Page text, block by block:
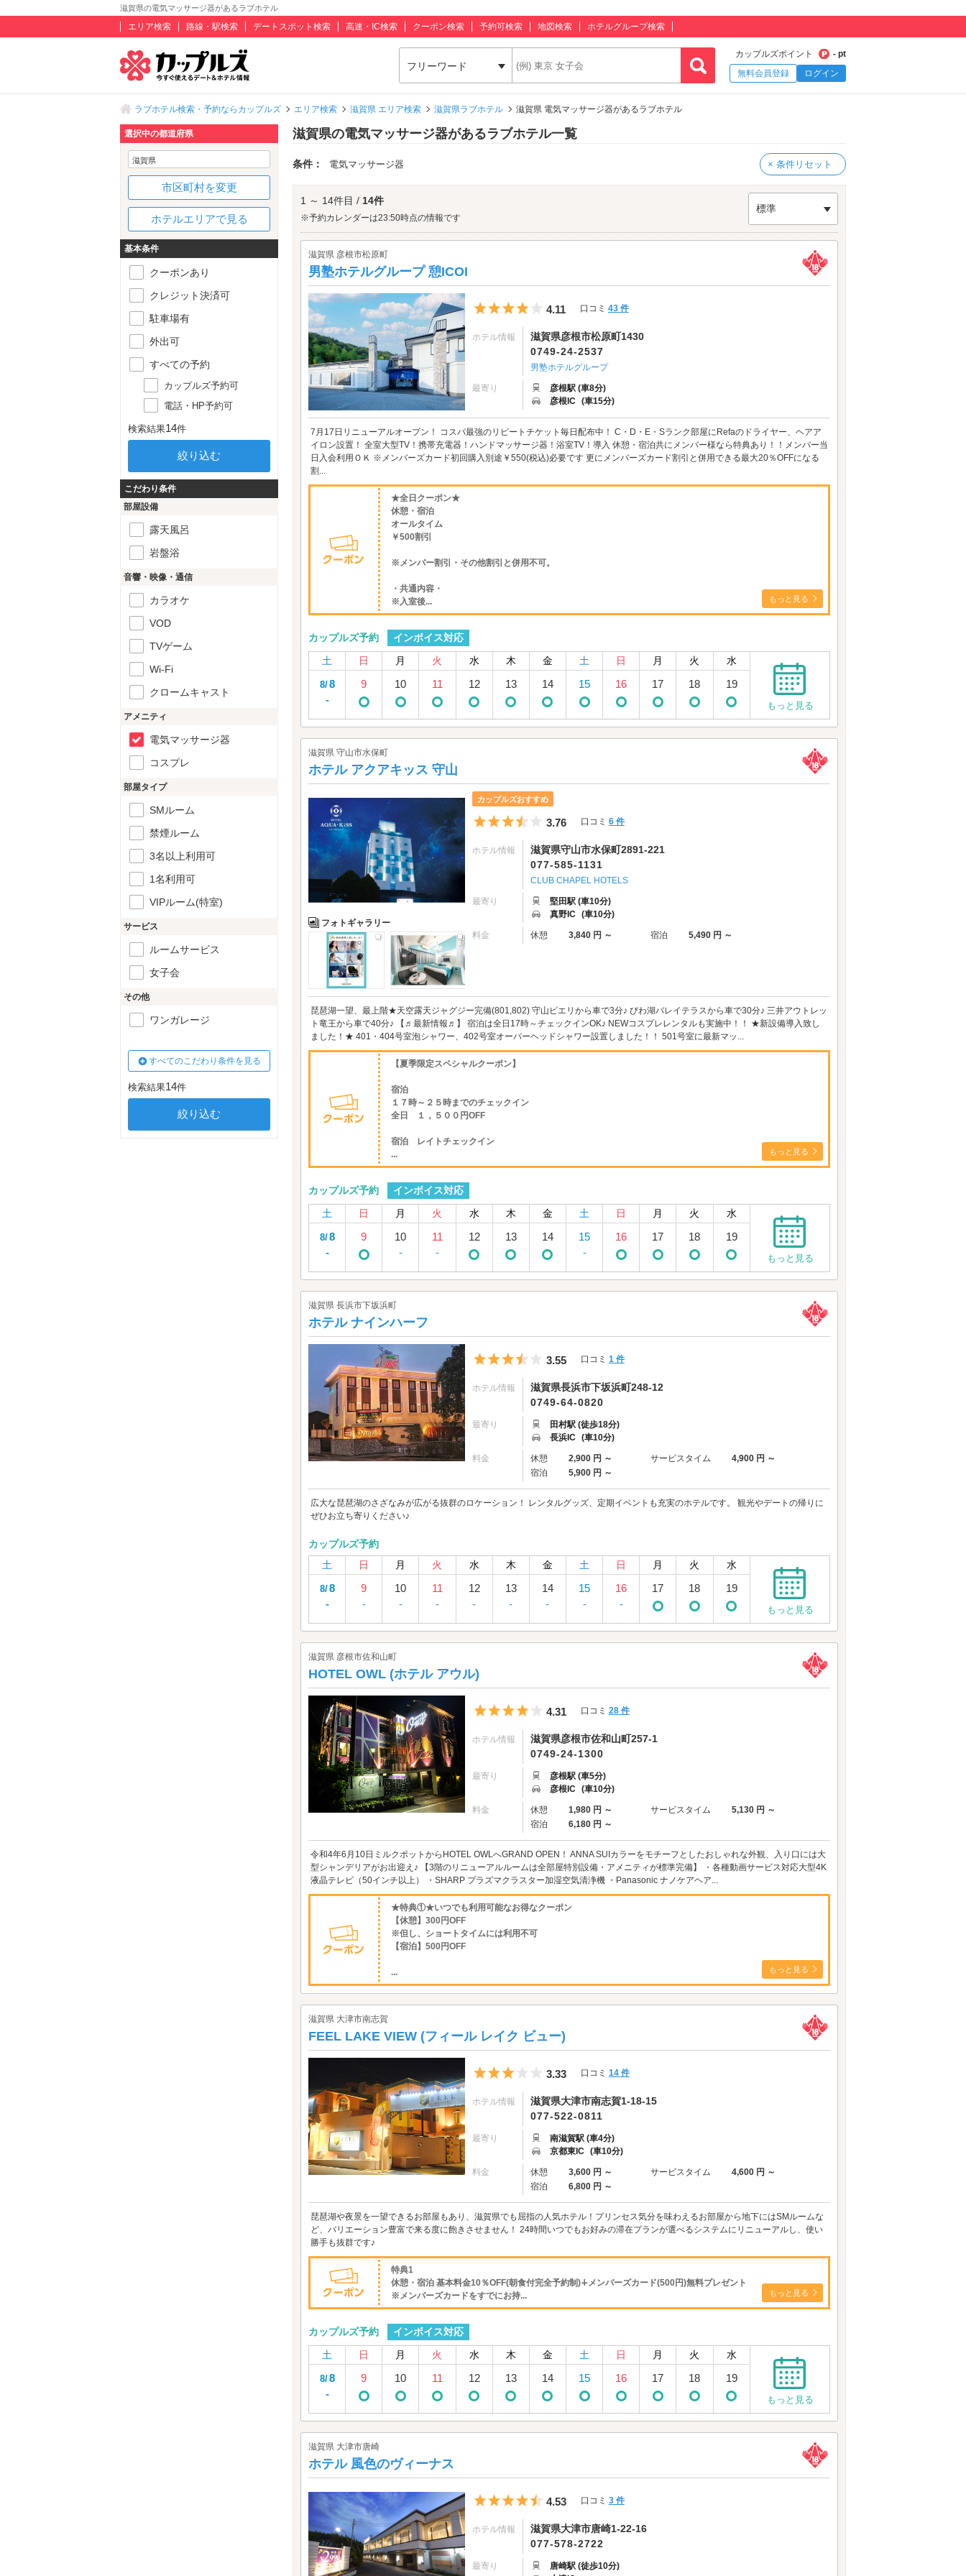
滋賀県の電気マッサージ器があるラブホテル
エリア検索 路線・駅検索 デートスポット検索 高速・IC検索 クーポン検索 予約可検索 地図検索 ホテルグループ検索
フリーワード
カップルズポイント
- pt
無料会員登録
ログイン
ラブホテル検索・予約ならカップルズ エリア検索 滋賀県 エリア検索 滋賀県ラブホテル 滋賀県 電気マッサージ器があるラブホテル
滋賀県の電気マッサージ器があるラブホテル一覧
条件： 電気マッサージ器 × 条件リセット
1 ～ 14件目 / 14件
※予約カレンダーは23:50時点の情報です
標準
滋賀県 彦根市松原町
男塾ホテルグループ 憩ICOI
5つ星のうち4
4.11 口コミ 43 件
ホテル情報
滋賀県彦根市松原町1430
0749-24-2537
男塾ホテルグループ
最寄り
彦根駅 (車8分)
彦根IC (車15分)
7月17日リニューアルオープン！ コスパ最強のリピートチケット毎日配布中！ C・D・E・Sランク部屋にRefaのドライヤー、ヘアア
イロン設置！ 全室大型TV！携帯充電器！ハンドマッサージ器！浴室TV！導入 休憩・宿泊共にメンバー様なら特典あり！！メンバー当
日入会利用ＯＫ ※メンバーズカード初回購入別途￥550(税込)必要です 更にメンバーズカード割引と併用できる最大20％OFFになる
割...
★全日クーポン★
休憩・宿泊
オールタイム
￥500割引
※メンバー割引・その他割引と併用不可。
・共通内容・
※入室後...
もっと見る
カップルズ予約
インボイス対応
土
日 月 火 水 木 金 土 日 月 火 水
8/8
-
9 10 11 12 13 14 15 16 17 18 19
もっと見る
滋賀県 守山市水保町
ホテル アクアキッス 守山
フォトギャラリー
カップルズおすすめ
5つ星のうち3.5
3.76 口コミ 6 件
ホテル情報
滋賀県守山市水保町2891-221
077-585-1131
CLUB CHAPEL HOTELS
最寄り
堅田駅 (車10分)
真野IC (車10分)
料金 休憩 3,840 円 ～ 宿泊 5,490 円 ～
琵琶湖一望、最上階★天空露天ジャグジー完備(801,802) 守山ピエリから車で3分♪ びわ湖バレイテラスから車で30分♪ 三井アウトレッ
ト竜王から車で40分♪ 【♬最新情報♬】 宿泊は全日17時～チェックインOK♪ NEWコスプレレンタルも実施中！！ ★新設備導入致し
ました！★ 401・404号室泡シャワー、402号室オーバーヘッドシャワー設置しました！！ 501号室に最新マッ...
【夏季限定スペシャルクーポン】
宿泊
１７時～２５時までのチェックイン
全日 １，５００円OFF
宿泊 レイトチェックイン
...
もっと見る
カップルズ予約
インボイス対応
土
日 月 火 水 木 金 土 日 月 火 水
8/8
-
9
10
-
11
-
12 13 14
15
-
16 17 18 19
もっと見る
滋賀県 長浜市下坂浜町
ホテル ナインハーフ
5つ星のうち3.5
3.55 口コミ 1 件
ホテル情報
滋賀県長浜市下坂浜町248-12
0749-64-0820
最寄り
田村駅 (徒歩18分)
長浜IC (車10分)
料金 休憩 2,900 円 ～ サービスタイム
4,900 円 ～
宿泊
5,900 円 ～
広大な琵琶湖のさざなみが広がる抜群のロケーション！ レンタルグッズ、定期イベントも充実のホテルです。 観光やデートの帰りに
ぜひお立ち寄りください♪
カップルズ予約
土
日 月 火 水 木 金 土 日 月 火 水
8/8
-
9
-
10
-
11
-
12
-
13
-
14
-
15
-
16
-
17 18 19
もっと見る
滋賀県 彦根市佐和山町
HOTEL OWL (ホテル アウル)
5つ星のうち4
4.31 口コミ 28 件
ホテル情報
滋賀県彦根市佐和山町257-1
0749-24-1300
最寄り
彦根駅 (車5分)
彦根IC (車10分)
料金 休憩 1,980 円 ～ サービスタイム
5,130 円 ～
宿泊
6,180 円 ～
令和4年6月10日ミルクポットからHOTEL OWLへGRAND OPEN！ ANNA SUIカラーをモチーフとしたおしゃれな外観、入り口には大
型シャンデリアがお出迎え♪ 【3階のリニューアルルームは全部屋特別設備・アメニティが標準完備】 ・各種動画サービス対応大型4K
液晶テレビ（50インチ以上） ・SHARP プラズマクラスター加湿空気清浄機 ・Panasonic ナノケアヘア...
★特典①★いつでも利用可能なお得なクーポン
【休憩】300円OFF
※但し、ショートタイムには利用不可
【宿泊】500円OFF
... もっと見る
滋賀県 大津市南志賀
FEEL LAKE VIEW (フィール レイク ビュー)
5つ星のうち3
3.33 口コミ 14 件
ホテル情報
滋賀県大津市南志賀1-18-15
077-522-0811
最寄り
南滋賀駅 (車4分)
京都東IC (車10分)
料金 休憩 3,600 円 ～ サービスタイム
4,600 円 ～
宿泊
6,800 円 ～
琵琶湖や夜景を一望できるお部屋もあり、滋賀県でも屈指の人気ホテル！プリンセス気分を味わえるお部屋から地下にはSMルームな
ど、バリエーション豊富で来る度に飽きさせません！ 24時間いつでもお好みの滞在プランが選べるシステムにリニューアルし、使い
勝手も抜群です♪
特典1
休憩・宿泊 基本料金10％OFF(朝食付完全予約制)∔メンバーズカード(500円)無料プレゼント
※メンバーズカードをすでにお持...
もっと見る
カップルズ予約
インボイス対応
土
日 月 火 水 木 金 土 日 月 火 水
8/8
-
9 10 11 12 13 14 15 16 17 18 19
もっと見る
滋賀県 大津市唐崎
ホテル 風色のヴィーナス
5つ星のうち4.5
4.53 口コミ 3 件
ホテル情報
滋賀県大津市唐崎1-22-16
077-578-2722
最寄り
唐崎駅 (徒歩10分)
選択中の都道府県
滋賀県
市区町村を変更
ホテルエリアで見る
基本条件
クーポンあり
クレジット決済可
駐車場有
外出可
すべての予約
カップルズ予約可
電話・HP予約可
検索結果14件
こだわり条件
部屋設備
露天風呂
岩盤浴
音響・映像・通信
カラオケ
VOD
TVゲーム
Wi-Fi
クロームキャスト
アメニティ
電気マッサージ器
コスプレ
部屋タイプ
SMルーム
禁煙ルーム
3名以上利用可
1名利用可
VIPルーム(特室)
サービス
ルームサービス
女子会
その他
ワンガレージ
すべてのこだわり条件を見る
検索結果14件